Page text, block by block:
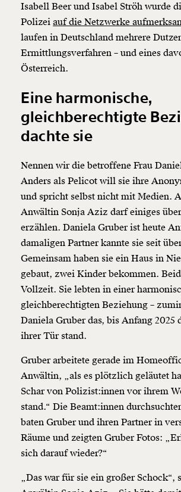
Isabell Beer und Isabel Ströh wurde
Polizei auf die Netzwerke
laufen in Deutschland mehrere
Ermittlungsverfahren – und eines
Österreich.
Eine harmonische,
gleichberechtigte
dachte sie
Nennen wir die betroffene Frau
Anders als Pelicot will sie ihre
und spricht selbst nicht mit Medien.
Anwältin Sonja Aziz darf einiges
erzählen. Daniela Gruber ist heute
damaligen Partner kannte sie seit
Gemeinsam haben sie ein Haus in
gebaut, zwei Kinder bekommen.
Vollzeit. Sie lebten in einer
gleichberechtigten Beziehung –
Daniela Gruber das, bis Anfang 2025
ihrer Tür stand.
Gruber arbeitete gerade im
Anwältin, „als es plötzlich geläutet
Schar von Polizist:innen vor ihrem
stand.“ Die Beamt:innen
baten Gruber und ihren Partner in
Räume und zeigten Gruber Fotos:
sich darauf wieder?“
„Das war für sie ein großer Schock“,